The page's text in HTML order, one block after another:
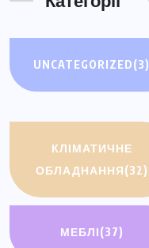
UNCATEGORIZED(3)
КЛІМАТИЧНЕ
ОБЛАДНАННЯ(32)
МЕБЛІ(37)